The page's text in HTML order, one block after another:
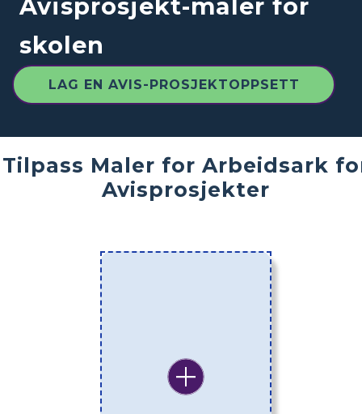
Avisprosjekt-maler for
skolen
LAG EN AVIS-PROSJEKTOPPSETT
Tilpass Maler for Arbeidsark
Avisprosjekter